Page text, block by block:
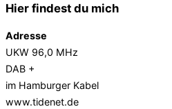
Hier findest du mich
Adresse
UKW 96,0 MHz
DAB +
im Hamburger Kabel
www.tidenet.de